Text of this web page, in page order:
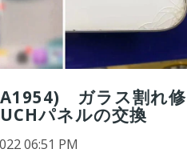
ガラス割れ修
パネルの交換
06:51 PM